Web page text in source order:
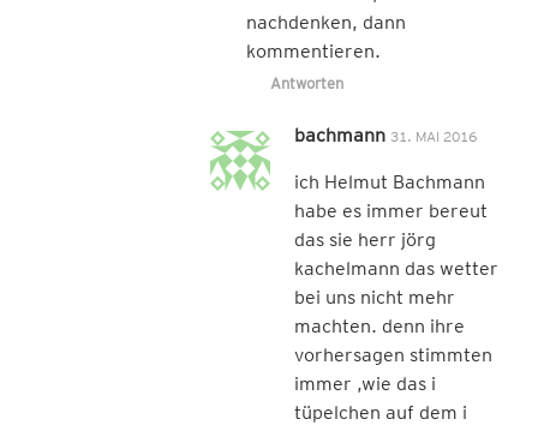
nachdenken, dann
kommentieren.
Antworten
bachmann 31. MAI 2016
ich Helmut Bachmann
habe es immer bereut
das sie herr jörg
kachelmann das wetter
bei uns nicht mehr
machten. denn ihre
vorhersagen stimmten
immer ,wie das i
tüpelchen auf dem i